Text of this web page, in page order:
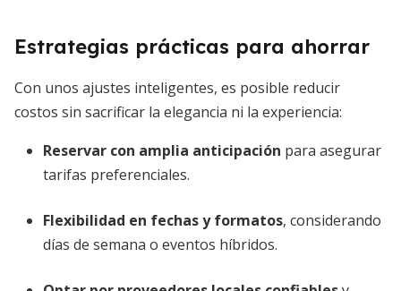
Estrategias prácticas para ahorrar
Con unos ajustes inteligentes, es posible reducir
costos sin sacrificar la elegancia ni la experiencia:
Reservar con amplia anticipación para asegurar
tarifas preferenciales.
Flexibilidad en fechas y formatos, considerando
días de semana o eventos híbridos.